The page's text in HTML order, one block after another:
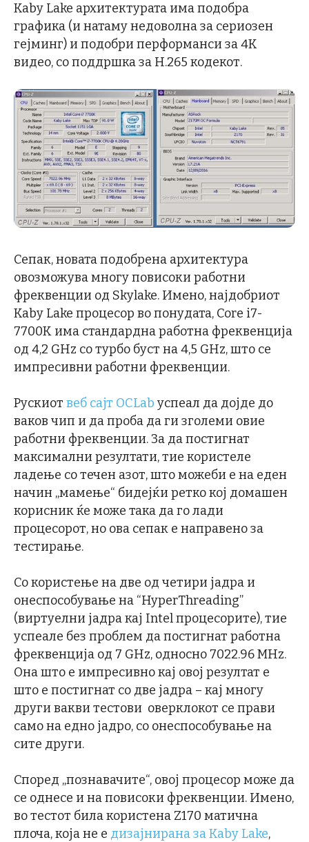
Kaby Lake архитектурата има подобра
графика (и натаму недоволна за сериозен
гејминг) и подобри перформанси за 4K
видео, со поддршка за H.265 кодекот.
Сепак, новата подобрена архитектура
овозможува многу повисоки работни
фреквенции од Skylake. Имено, најдобриот
Kaby Lake процесор во понудата, Core i7-
7700K има стандардна работна фреквенција
од 4,2 GHz со турбо буст на 4,5 GHz, што се
импресивни работни фреквенции.
Рускиот веб сајт OCLab успеал да дојде до
ваков чип и да проба да ги зголеми овие
работни фреквенции. За да постигнат
максимални резултати, тие користеле
ладење со течен азот, што можеби е на еден
начин „мамење“ бидејќи ретко кој домашен
корисник ќе може така да го лади
процесорот, но ова сепак е направено за
тестирање.
Со користење на две од четири јадра и
онеспособување на “HyperThreading”
(виртуелни јадра кај Intel процесорите), тие
успеале без проблем да постигнат работна
фреквенција од 7 GHz, односно 7022.96 MHz.
Она што е импресивно кај овој резултат е
што е постигнат со две јадра – кај многу
други вакви тестови оверклокот се прави
само на едно јадро, со онеспособување на
сите други.
Според „познавачите“, овој процесор може да
се однесе и на повисоки фреквенции. Имено,
во тестот била користена Z170 матична
плоча, која не е дизајнирана за Kaby Lake,